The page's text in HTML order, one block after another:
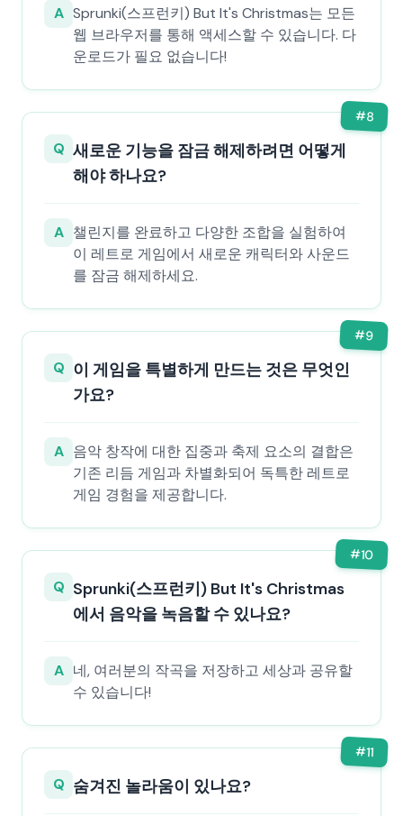
A Sprunki(스프런키) But It's Christmas는 모든
웹 브라우저를 통해 액세스할 수 있습니다. 다
운로드가 필요 없습니다!
#8
Q 새로운 기능을 잠금 해제하려면 어떻게
해야 하나요?
A 챌린지를 완료하고 다양한 조합을 실험하여
이 레트로 게임에서 새로운 캐릭터와 사운드
를 잠금 해제하세요.
#9
Q 이 게임을 특별하게 만드는 것은 무엇인
가요?
A 음악 창작에 대한 집중과 축제 요소의 결합은
기존 리듬 게임과 차별화되어 독특한 레트로
게임 경험을 제공합니다.
#10
Q Sprunki(스프런키) But It's Christmas
에서 음악을 녹음할 수 있나요?
A 네, 여러분의 작곡을 저장하고 세상과 공유할
수 있습니다!
#11
Q 숨겨진 놀라움이 있나요?